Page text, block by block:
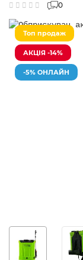
0
Топ продаж
АКЦІЯ -14%
-5% ОНЛАЙН